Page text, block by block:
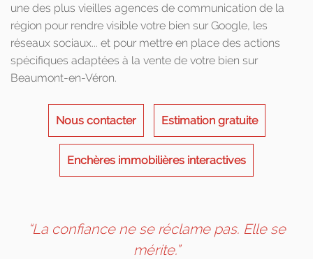
une des plus vieilles agences de communication de la
région pour rendre visible votre bien sur Google, les
réseaux sociaux... et pour mettre en place des actions
spécifiques adaptées à la vente de votre bien sur
Beaumont-en-Véron.
Nous contacter Estimation gratuite
Enchères immobilières interactives
“La confiance ne se réclame pas. Elle se
mérite.”